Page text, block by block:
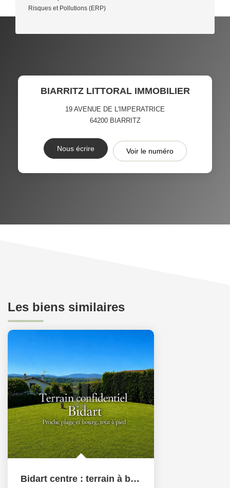
Risques et Pollutions (ERP)
BIARRITZ LITTORAL IMMOBILIER
19 AVENUE DE L'IMPERATRICE
64200 BIARRITZ
Nous écrire Voir le numéro
Les biens similaires
Bidart centre : terrain à bâtir